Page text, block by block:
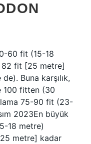
60 fit (15-18
82 fit [25 metre]
Buna karşılık,
100 fitten (30
75-90 fit (23-
2023En büyük
18 metre)
metre] kadar